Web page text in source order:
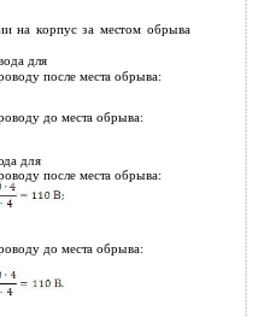
на корпус за местом обрыва
для
после места обрыва:
до места обрыва:
для
после места обрыва:
до места обрыва: